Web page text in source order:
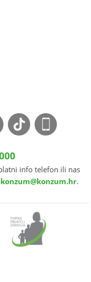
info telefon ili nas
konzum@konzum.hr.